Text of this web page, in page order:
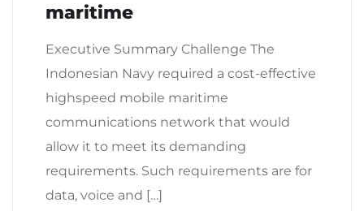
maritime
Executive Summary Challenge The
Indonesian Navy required a cost-effective
highspeed mobile maritime
communications network that would
allow it to meet its demanding
requirements. Such requirements are for
data, voice and […]